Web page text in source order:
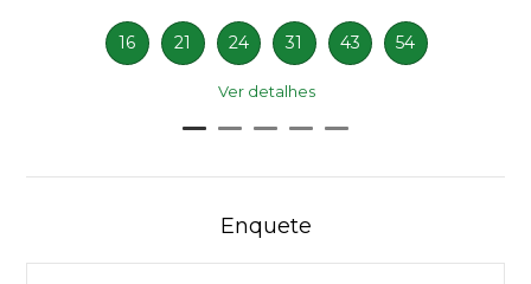
16 21 24 31 43 54
Ver detalhes
Enquete